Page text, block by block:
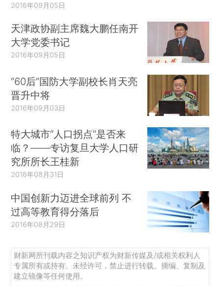
2016年09月05日
天津政协副主席魏大鹏任南开
大学党委书记
2016年09月05日
“60后”国防大学副校长肖天亮
晋升中将
2016年09月03日
特大城市“人口拐点”是否来
临？——专访复旦大学人口研
究所所长王桂新
2016年08月31日
中国创新力迈进全球前列 不
过高等教育得分落后
2016年08月29日
财新网所刊载内容之知识产权为财新传媒及/或相关权利人
专属所有或持有。未经许可，禁止进行转载、摘编、复制及
建立镜像等任何使用。